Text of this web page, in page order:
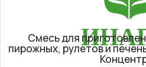
Смесь для
пирожных, рулетов и